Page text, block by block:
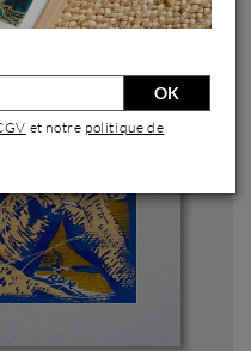
OK
et notre politique de